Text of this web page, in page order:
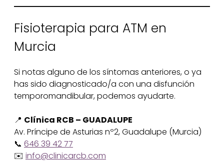
Fisioterapia para ATM en
Murcia
Si notas alguno de los síntomas anteriores, o ya
has sido diagnosticado/a con una disfunción
temporomandibular, podemos ayudarte.
📍 Clínica RCB – GUADALUPE
Av. Príncipe de Asturias nº2, Guadalupe (Murcia)
📞 646 39 42 77
✉️ info@clinicarcb.com